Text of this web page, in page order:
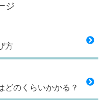
ジ
方
どのくらいかかる？